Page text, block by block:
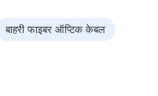
बाहरी फाइबर ऑप्टिक केबल